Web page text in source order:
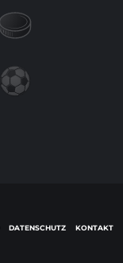
DATENSCHUTZ
KONTAKT